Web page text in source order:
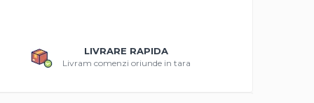
LIVRARE RAPIDA
Livram comenzi oriunde in tara